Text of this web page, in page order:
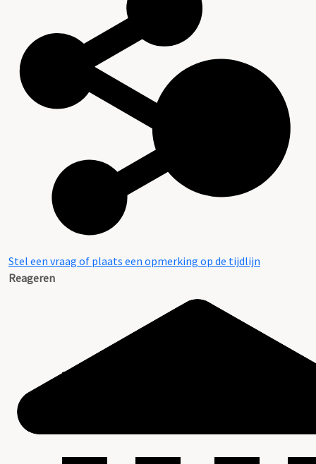
Stel een vraag of plaats een opmerking op de tijdlijn
Reageren